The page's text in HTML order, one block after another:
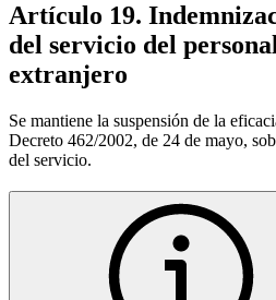
Artículo 19.
del servicio del
extranjero
Se mantiene la suspensión de la
Decreto 462/2002, de 24 de mayo,
del servicio.